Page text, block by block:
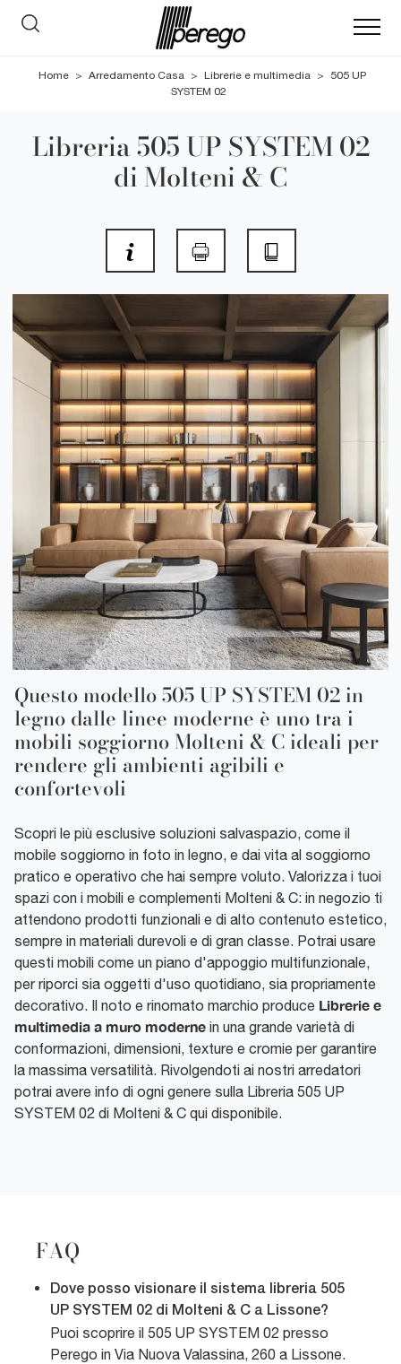
Home > Arredamento Casa > Librerie e multimedia >
505 UP
SYSTEM 02
Libreria 505 UP SYSTEM 02
di Molteni & C
Questo modello 505 UP SYSTEM 02 in
legno dalle linee moderne è uno tra i
mobili soggiorno Molteni & C ideali per
rendere gli ambienti agibili e
confortevoli
Scopri le più esclusive soluzioni salvaspazio, come il
mobile soggiorno in foto in legno, e dai vita al soggiorno
pratico e operativo che hai sempre voluto. Valorizza i tuoi
spazi con i mobili e complementi Molteni & C: in negozio ti
attendono prodotti funzionali e di alto contenuto estetico,
sempre in materiali durevoli e di gran classe. Potrai usare
questi mobili come un piano d'appoggio multifunzionale,
per riporci sia oggetti d'uso quotidiano, sia propriamente
decorativo. Il noto e rinomato marchio produce Librerie e
multimedia a muro moderne in una grande varietà di
conformazioni, dimensioni, texture e cromie per garantire
la massima versatilità. Rivolgendoti ai nostri arredatori
potrai avere info di ogni genere sulla Libreria 505 UP
SYSTEM 02 di Molteni & C qui disponibile.
FAQ
Dove posso visionare il sistema libreria 505
UP SYSTEM 02 di Molteni & C a Lissone?
Puoi scoprire il 505 UP SYSTEM 02 presso
Perego in Via Nuova Valassina, 260 a Lissone.